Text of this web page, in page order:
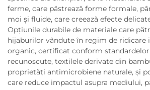
ferme, care păstrează forme formale,
moi și fluide, care creează efecte
Opțiunile durabile de materiale care
hijaburilor vândute în regim de ridicare
organic, certificat conform
recunoscute, textilele derivate din
proprietăți antimicrobiene naturale, și
care reduce impactul asupra mediului,